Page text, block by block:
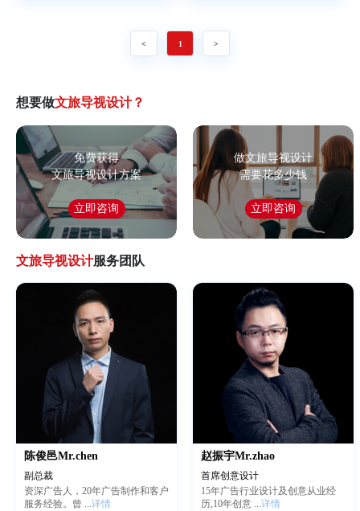
< 1 >
想要做文旅导视设计？
免费获得
文旅导视设计方案
立即咨询
做文旅导视设计
需要花多少钱
立即咨询
文旅导视设计服务团队
陈俊邑Mr.chen
副总裁
资深广告人，20年广告制作和客户
服务经验。曾 ...详情
赵振宇Mr.zhao
首席创意设计
15年广告行业设计及创意从业经
历,10年创意 ...详情